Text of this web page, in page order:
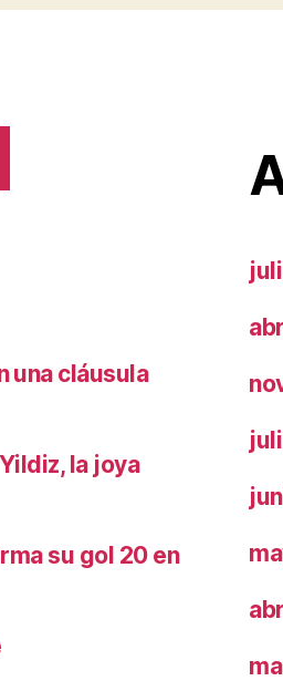
una cláusula
la joya
su gol 20 en